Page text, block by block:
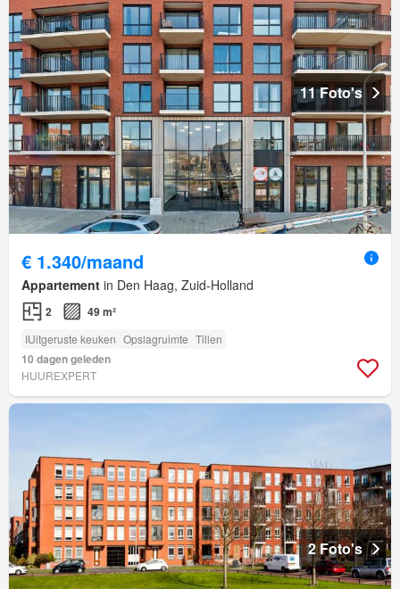
11 Foto's
€ 1.340/maand
Appartement in Den Haag, Zuid-Holland
2 49 m²
IUitgeruste keuken Opslagruimte Tillen
10 dagen geleden
HUUREXPERT
2 Foto's